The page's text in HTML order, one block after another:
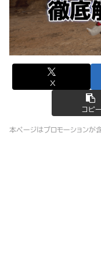
X
コピー
本ページはプロモーションが